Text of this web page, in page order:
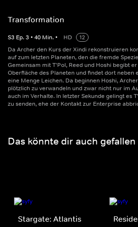
Transformation
S3 Ep.3 • 40 Min. • HD
12
Da Archer den Kurs der Xindi rekonstruieren
auf zum letzten Planeten, den die fremde
Gemeinsam mit T'Pol, Reed und Hoshi begibt
Oberfläche des Planeten und findet dort neben
eine Menge Leichen. Da beginnen Hoshi,
plötzlich zu verwandeln und zwar nicht nur im
auch im Verhalte. In letzter Sekunde gelingt es
zu senden, ehe der Kontakt zur Enterprise
Das könnte dir auch gefallen
Stargate: Atlantis